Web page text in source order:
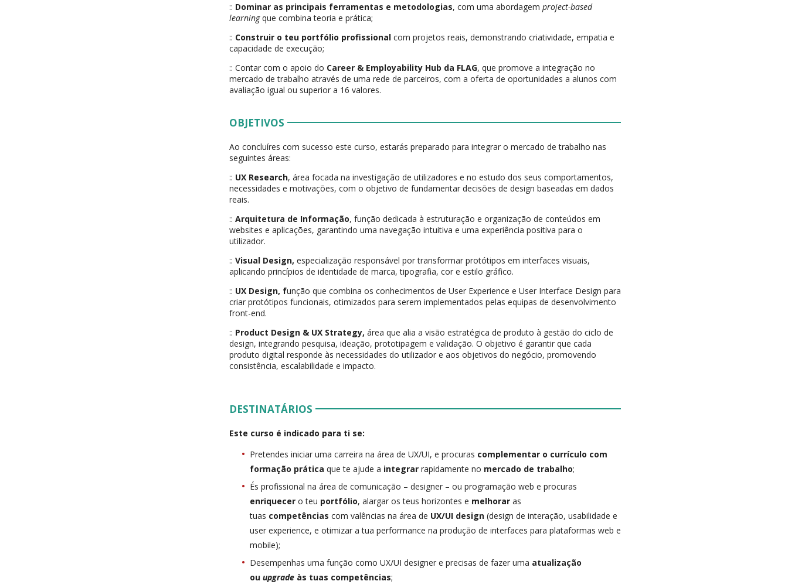
:: Dominar as principais ferramentas e metodologias, com uma abordagemproject-based
learningque combina teoria e prática;
:: Construir o teu portfólio profissional com projetos reais, demonstrando criatividade, empatia e
capacidade de execução;
:: Contar com o apoio do Career & Employability Hub da FLAG, que promove a integração no
mercado de trabalho através de uma rede de parceiros, com a oferta de oportunidades a alunos com
avaliação igual ou superior a 16 valores.
OBJETIVOS
Ao concluíres com sucesso este curso, estarás preparado para integrar o mercado de trabalho nas
seguintes áreas:
:: UX Research, área focada na investigação de utilizadores e no estudo dos seus comportamentos,
necessidades e motivações, com o objetivo de fundamentar decisões de design baseadas em dados
reais.
::Arquitetura de Informação, função dedicada à estruturação e organização de conteúdos em
websites e aplicações, garantindo uma navegação intuitiva e uma experiência positiva para o
utilizador.
::Visual Design,especialização responsável por transformar protótipos em interfaces visuais,
aplicando princípios de identidade de marca, tipografia, cor e estilo gráfico.
:: UX Design, função que combina os conhecimentos de User Experience e User Interface Design para
criar protótipos funcionais, otimizados para serem implementados pelas equipas de desenvolvimento
front-end.
:: Product Design & UX Strategy,área que alia a visão estratégica de produto à gestão do ciclo de
design, integrando pesquisa, ideação, prototipagem e validação. O objetivo é garantir que cada
produto digital responde às necessidades do utilizador e aos objetivos do negócio, promovendo
consistência, escalabilidade e impacto.
DESTINATÁRIOS
Este curso é indicado para ti se:
Pretendes iniciar uma carreira na área de UX/UI, e procuras complementar o currículo com
formação prática que te ajude a integrar rapidamente no mercado de trabalho;
És profissional na área de comunicação – designer – ou programação web e procuras
enriquecer o teu portfólio, alargar os teus horizontes e melhorar as
tuas competências com valências na área de UX/UI design (design de interação, usabilidade e
user experience, e otimizar a tua performance na produção de interfaces para plataformas web e
mobile);
Desempenhas uma função como UX/UI designer e precisas de fazer uma atualização
ouupgrade às tuas competências;